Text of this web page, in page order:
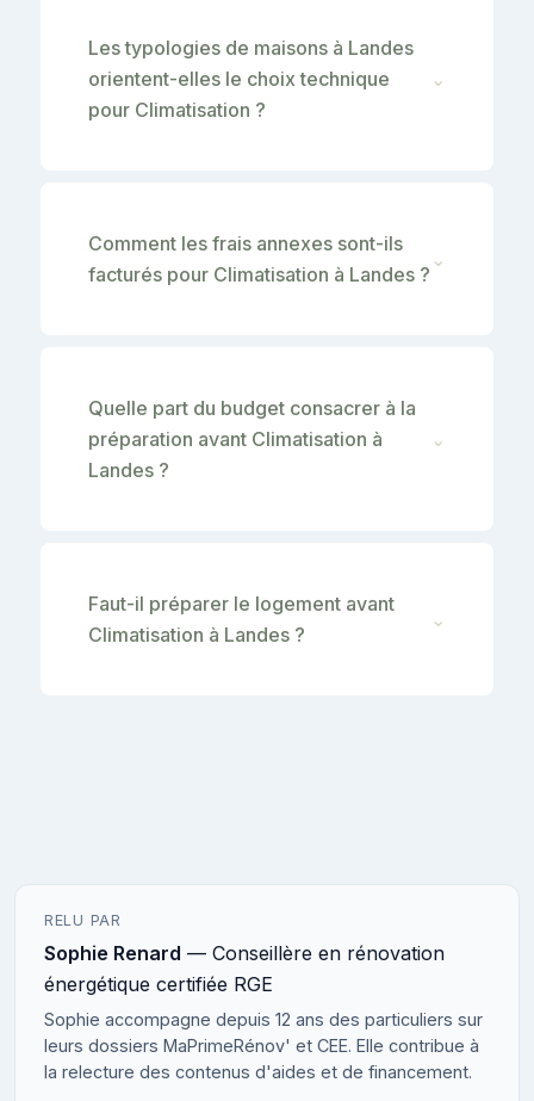
Les typologies de maisons à Landes
orientent-elles le choix technique
pour Climatisation ?
⌄
Comment les frais annexes sont-ils
facturés pour Climatisation à Landes ?
⌄
Quelle part du budget consacrer à la
préparation avant Climatisation à
Landes ?
⌄
Faut-il préparer le logement avant
Climatisation à Landes ?
⌄
RELU PAR
Sophie Renard — Conseillère en rénovation
énergétique certifiée RGE
Sophie accompagne depuis 12 ans des particuliers sur
leurs dossiers MaPrimeRénov' et CEE. Elle contribue à
la relecture des contenus d'aides et de financement.